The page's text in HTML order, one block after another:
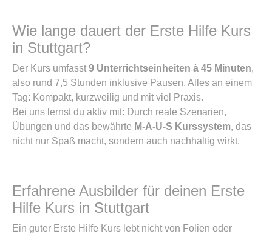
Wie lange dauert der Erste Hilfe Kurs
in Stuttgart?
Der Kurs umfasst 9 Unterrichtseinheiten à 45 Minuten,
also rund 7,5 Stunden inklusive Pausen. Alles an einem
Tag: Kompakt, kurzweilig und mit viel Praxis.
Bei uns lernst du aktiv mit: Durch reale Szenarien,
Übungen und das bewährte M-A-U-S Kurssystem, das
nicht nur Spaß macht, sondern auch nachhaltig wirkt.
Erfahrene Ausbilder für deinen Erste
Hilfe Kurs in Stuttgart
Ein guter Erste Hilfe Kurs lebt nicht von Folien oder